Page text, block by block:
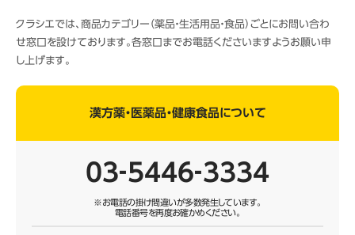
クラシエでは、商品カテゴリー（薬品・生活用品・食品）ごとにお問い合わ
せ窓口を設けております。各窓口までお電話くださいますようお願い申
し上げます。
漢方薬・医薬品・健康食品について
03‐5446‐3334
※お電話の掛け間違いが多数発生しています。
電話番号を再度お確かめください。